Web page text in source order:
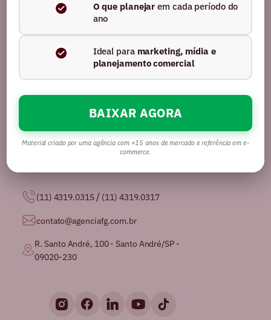
Somos uma agência com mais de 16 anos no
melhores agências de publicidade para se
trabalhar no Brasil.
(11) 4319.0315 / (11) 4319.0317
contato@agenciafg.com.br
R. Santo André, 100 - Santo André/SP -
09020-230
O que planejar em cada período do
ano
Ideal para marketing, mídia e
planejamento comercial
BAIXAR AGORA
Material criado por uma agência com +15 anos de mercado e referência em e-
commerce.